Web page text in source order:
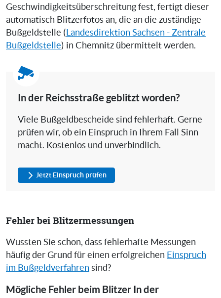
Geschwindigkeitsüberschreitung fest, fertigt dieser
automatisch Blitzerfotos an, die an die zuständige
Bußgeldstelle ( Landesdirektion Sachsen - Zentrale
Bußgeldstelle) in Chemnitz übermittelt werden.
In der Reichsstraße geblitzt worden?
Viele Bußgeldbescheide sind fehlerhaft. Gerne
prüfen wir, ob ein Einspruch in Ihrem Fall Sinn
macht. Kostenlos und unverbindlich.
Jetzt Einspruch prüfen
Fehler bei Blitzermessungen
Wussten Sie schon, dass fehlerhafte Messungen
häufig der Grund für einen erfolgreichen Einspruch
im Bußgeldverfahren sind?
Mögliche Fehler beim Blitzer In der